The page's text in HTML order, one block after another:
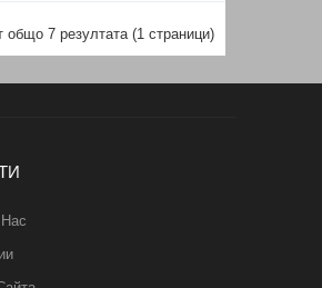
общо 7 резултата (1 страници)